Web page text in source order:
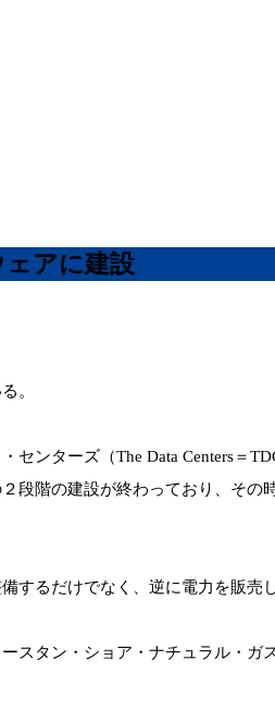
アに建設
。
ンターズ（The Data Centers＝
階の建設が終わっており、その
るだけでなく、逆に電力を販売
タン・ショア・ナチュラル・ガ